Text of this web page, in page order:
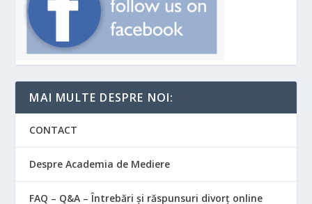
MAI MULTE DESPRE NOI:
CONTACT
Despre Academia de Mediere
FAQ – Q&A – Întrebări și răspunsuri divorț online